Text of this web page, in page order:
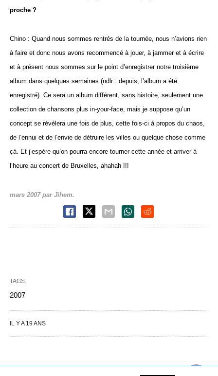
proche ?
Chino : Quand nous sommes rentrés de la tournée, nous n’avions rien
à faire et donc nous avons recommencé à jouer, à jammer et à écrire
et à présent nous sommes sur le point d’enregistrer notre troisième
album dans quelques semaines (ndlr : depuis, l’album a été
enregistré). Ce sera un album différent, sans histoire, seulement une
collection de chansons plus in-your-face, mais je suppose qu’un
concept se révélera une fois de plus, cette fois-ci à propos du chaos,
de l’ennui et de l’envie de détruire les villes ou quelque chose comme
çà. Et j’espère qu’on pourra encore tourner cette année et arriver à
l’heure au concert de Bruxelles, ahahah !!!
mars 2007 par Jihem.
TAGS:
2007
IL Y A 19 ANS